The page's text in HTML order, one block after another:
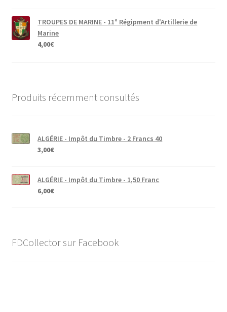
TROUPES DE MARINE - 11° Régipment d'Artillerie de
Marine
4,00€
Produits récemment consultés
ALGÉRIE - Impôt du Timbre - 2 Francs 40
3,00€
ALGÉRIE - Impôt du Timbre - 1,50 Franc
6,00€
FDCollector sur Facebook